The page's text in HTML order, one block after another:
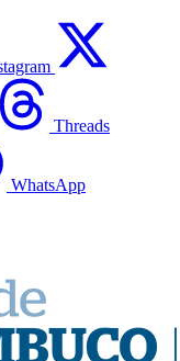
Threads
WhatsApp